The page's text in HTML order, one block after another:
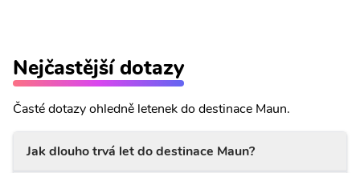
Nejčastější dotazy
Časté dotazy ohledně letenek do destinace Maun.
Jak dlouho trvá let do destinace Maun?